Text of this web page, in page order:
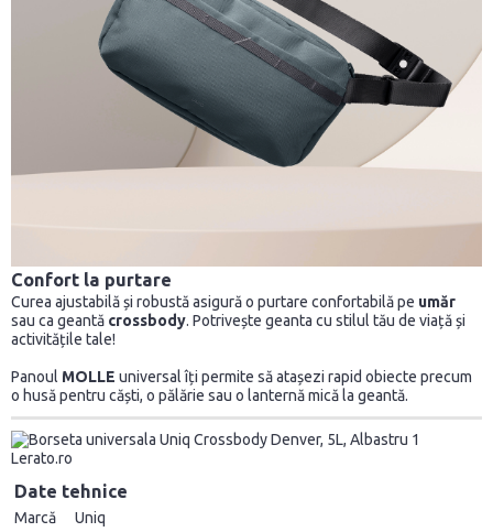
Confort la purtare
Curea ajustabilă și robustă asigură o purtare confortabilă pe umăr
sau ca geantă crossbody. Potrivește geanta cu stilul tău de viață și
activitățile tale!
Panoul MOLLE universal îți permite să atașezi rapid obiecte precum
o husă pentru căști, o pălărie sau o lanternă mică la geantă.
Date tehnice
Marcă
Uniq